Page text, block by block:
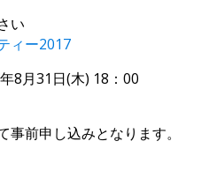
い
ィー2017
8月31日(木) 18：00
前申し込みとなります。